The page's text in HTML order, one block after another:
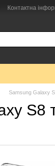
Контактна
Samsung Galaxy
S8